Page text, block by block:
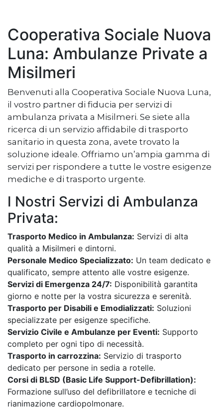
Cooperativa Sociale Nuova
Luna: Ambulanze Private a
Misilmeri
Benvenuti alla Cooperativa Sociale Nuova Luna,
il vostro partner di fiducia per servizi di
ambulanza privata a Misilmeri. Se siete alla
ricerca di un servizio affidabile di trasporto
sanitario in questa zona, avete trovato la
soluzione ideale. Offriamo un’ampia gamma di
servizi per rispondere a tutte le vostre esigenze
mediche e di trasporto urgente.
I Nostri Servizi di Ambulanza
Privata:
Trasporto Medico in Ambulanza: Servizi di alta
qualità a Misilmeri e dintorni.
Personale Medico Specializzato: Un team dedicato e
qualificato, sempre attento alle vostre esigenze.
Servizi di Emergenza 24/7: Disponibilità garantita
giorno e notte per la vostra sicurezza e serenità.
Trasporto per Disabili e Emodializzati: Soluzioni
specializzate per esigenze specifiche.
Servizio Civile e Ambulanze per Eventi: Supporto
completo per ogni tipo di necessità.
Trasporto in carrozzina: Servizio di trasporto
dedicato per persone in sedia a rotelle.
Corsi di BLSD (Basic Life Support-Defibrillation):
Formazione sull’uso del defibrillatore e tecniche di
rianimazione cardiopolmonare.